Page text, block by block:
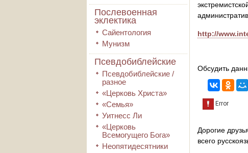
Послевоенная
эклектика
Сайентология
Мунизм
Псевдобиблейские
Псевдобиблейские /
разное
«Церковь Христа»
«Семья»
Уитнесс Ли
«Церковь
Всемогущего Бога»
Неопятидесятники
http://
Обсудить
Дорогие
всего